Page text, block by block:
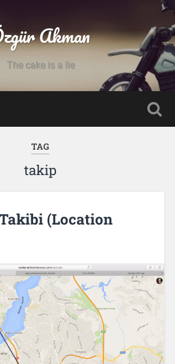
Akman
The cake is a lie
TAG
takip
(Location